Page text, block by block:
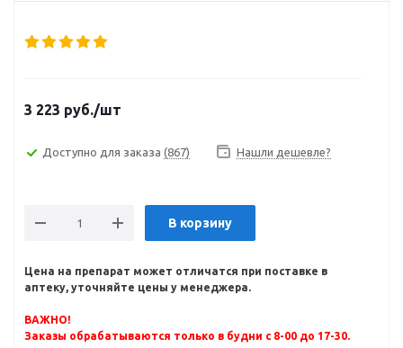
3 223 руб./шт
Доступно для заказа (867) Нашли дешевле?
В корзину
Цена на препарат может отличатся при поставке в
аптеку, уточняйте цены у менеджера.
ВАЖНО!
Заказы обрабатываются только в будни с 8-00 до 17-30.